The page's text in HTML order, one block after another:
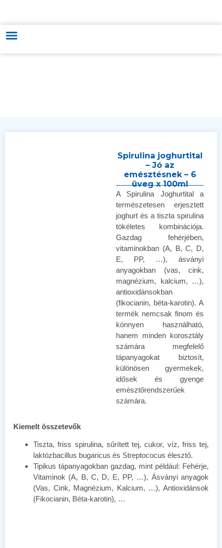
Spirulina joghurtital
– Jó az
emésztésnek – 6
üveg x 100ml
A Spirulina Joghurtital a
természetesen erjesztett
joghurt és a tiszta spirulina
tökéletes kombinációja.
Gazdag fehérjében,
vitaminokban (A, B, C, D,
E, PP, …), ásványi
anyagokban (vas, cink,
magnézium, kalcium, …),
antioxidánsokban
(fikocianin, béta-karotin). A
termék nemcsak finom és
könnyen használható,
hanem minden korosztály
számára megfelelő
tápanyagokat biztosít,
különösen gyermekek,
idősek és gyenge
emésztőrendszerűek
számára.
Kiemelt összetevők
Tiszta, friss spirulina, sűrített tej, cukor, víz, friss tej,
laktózbacillus bugaricus és Streptococus élesztő.
Tipikus tápanyagokban gazdag, mint például: Fehérje,
Vitaminok (A, B, C, D, E, PP, …), Ásványi anyagok
(Vas, Cink, Magnézium, Kalcium, …), Antioxidánsok
(Fikocianin, Béta-karotin), …